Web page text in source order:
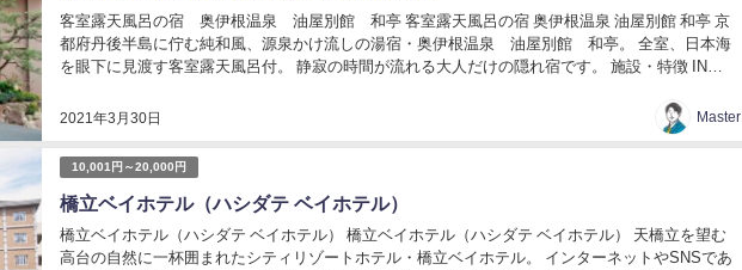
2021年3月30日
客室露天風呂の宿 奥伊根温泉 油屋別館 和亭 客室露天風呂の宿 奥伊根温泉 油屋別館 和亭 京
都府丹後半島に佇む純和風、源泉かけ流しの湯宿・奥伊根温泉 油屋別館 和亭。 全室、日本海
を眼下に見渡す客室露天風呂付。 静寂の時間が流れる大人だけの隠れ宿です。 施設・特徴 IN
Master
10,001円～20,000円
橋立ベイホテル（ハシダテ ベイホテル）
橋立ベイホテル（ハシダテ ベイホテル） 橋立ベイホテル（ハシダテ ベイホテル） 天橋立を望む
高台の自然に一杯囲まれたシティリゾートホテル・橋立ベイホテル。 インターネットやSNSであ